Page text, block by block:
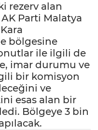
rezerv alan
Parti Malatya
bölgesine
ile ilgili de
imar durumu ve
bir komisyon
ve
esas alan bir
Bölgeye 3 bin